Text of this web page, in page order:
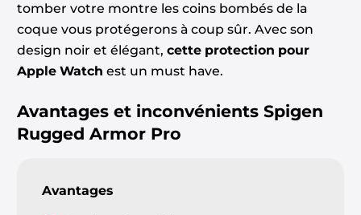
tomber votre montre les coins bombés de la
coque vous protégerons à coup sûr. Avec son
design noir et élégant, cette protection pour
Apple Watch est un must have.
Avantages et inconvénients Spigen
Rugged Armor Pro
Avantages